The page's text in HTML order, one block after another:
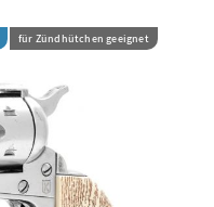
für Zündhütchen geeignet